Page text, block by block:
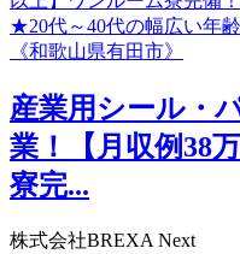
産業用シール・
業！【月収例38
寮完...
株式会社BREXA Next